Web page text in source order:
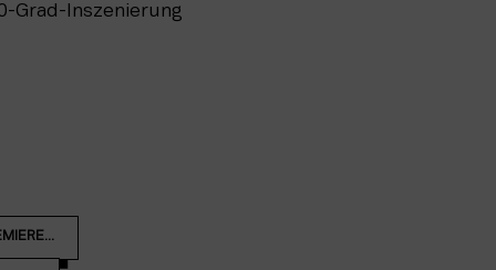
Grad-Inszenierung